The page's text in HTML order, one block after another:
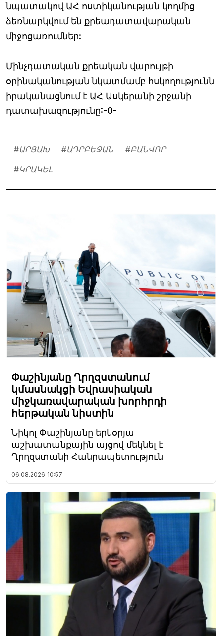
նպատակով ԱՀ ոստիկանության կողմից
ձեռնարկվում են քրեադատավարական
միջոցառումներ:
Մինչդատական քրեական վարույթի
օրինականության նկատմամբ հսկողությունն
իրականացնում է ԱՀ Ասկերանի շրջանի
դատախազությունը:-0-
#ԱՐՑԱԽ #ԱԴՐԲԵՋԱՆ #ԲԱՆՎՈՐ
#ԿՐԱԿԵԼ
Փաշինյանը Ղրղզստանում
կմասնակցի Եվրասիական
միջկառավարական խորհրդի
հերթական նիստին
Նիկոլ Փաշինյանը երկօրյա
աշխատանքային այցով մեկնել է
Ղրղզստանի Հանրապետություն
06.08.2026 10:57